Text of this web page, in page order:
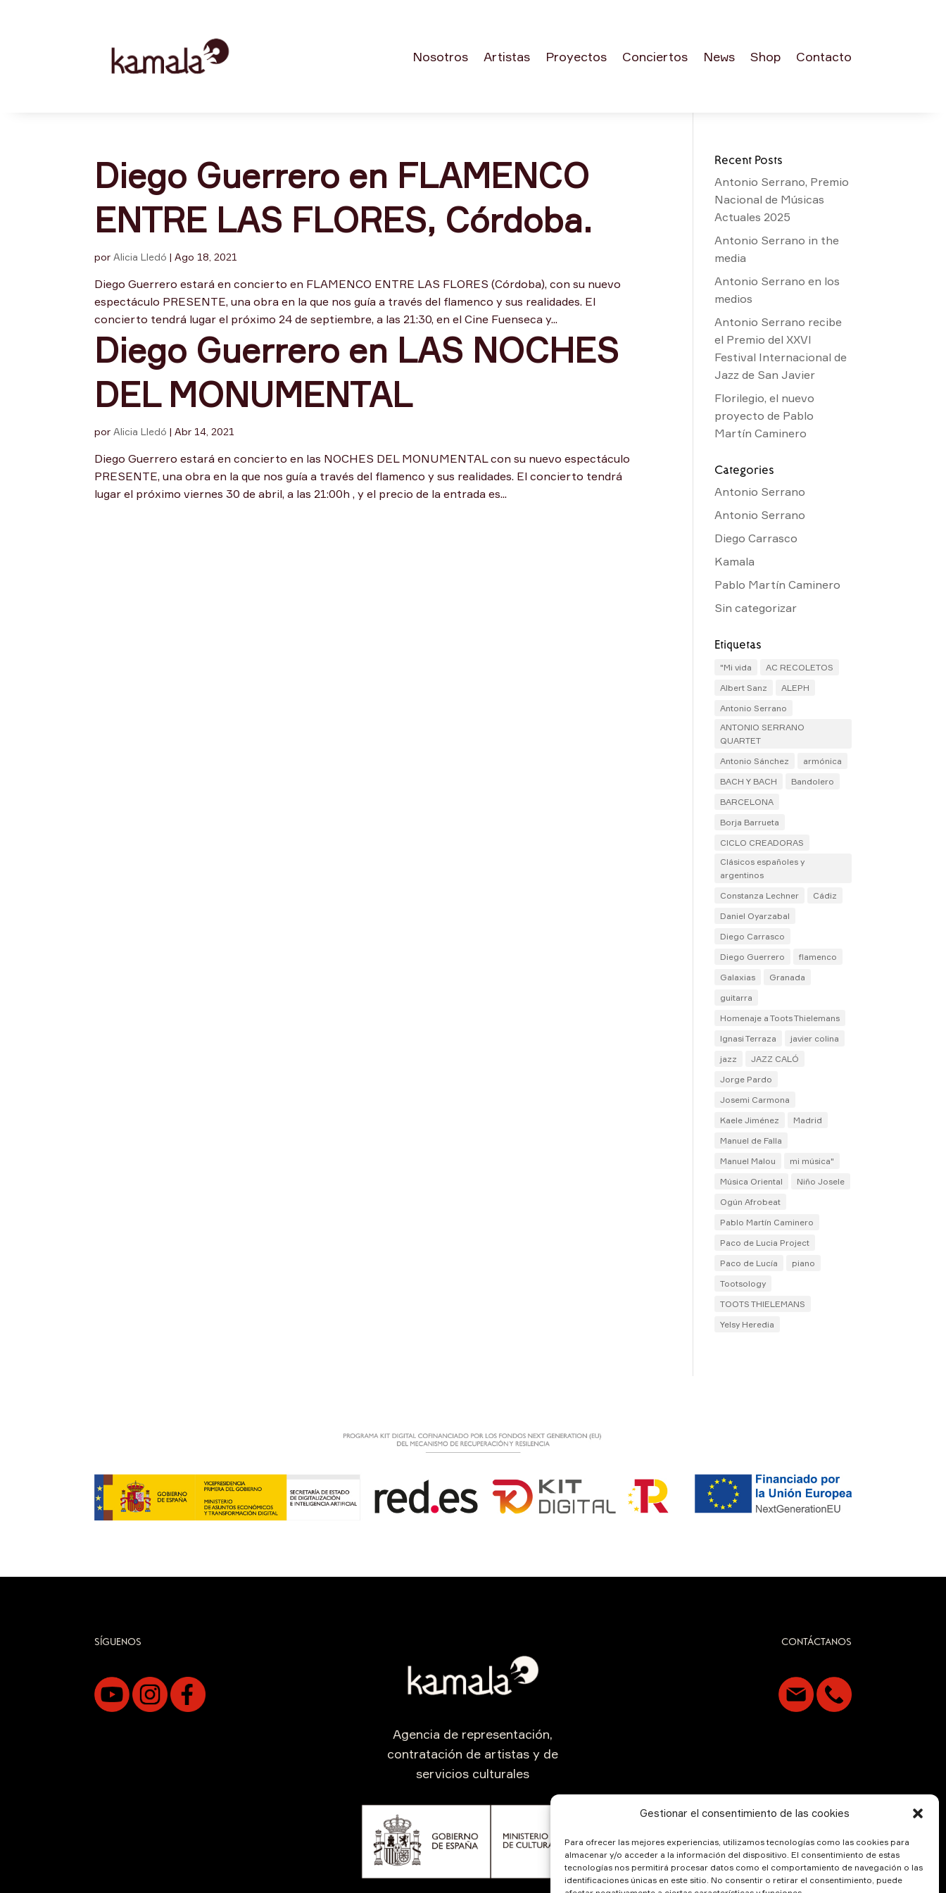
Gestionar el consentimiento de las cookies
Para ofrecer las mejores experiencias, utilizamos tecnologías como las cookies para
almacenar y/o acceder a la información del dispositivo. El consentimiento de estas
tecnologías nos permitirá procesar datos como el comportamiento de navegación o las
identificaciones únicas en este sitio. No consentir o retirar el consentimiento, puede
Nosotros Artistas Proyectos Conciertos News Shop Contacto
Diego Guerrero en FLAMENCO
ENTRE LAS FLORES, Córdoba.
porAlicia Lledó |Ago 18, 2021
Diego Guerrero estará en concierto en FLAMENCO ENTRE LAS FLORES (Córdoba), con su nuevo
espectáculo PRESENTE, una obra en la que nos guía a través del flamenco y sus realidades. El
concierto tendrá lugar el próximo 24 de septiembre, a las 21:30, en el Cine Fuenseca y...
Diego Guerrero en LAS NOCHES
DEL MONUMENTAL
porAlicia Lledó |Abr 14, 2021
Diego Guerrero estará en concierto en las NOCHES DEL MONUMENTAL con su nuevo espectáculo
PRESENTE, una obra en la que nos guía a través del flamenco y sus realidades. El concierto tendrá
lugar el próximo viernes 30 de abril, a las 21:00h , y el precio de la entrada es...
Recent Posts
Antonio Serrano, Premio
Nacional de Músicas
Actuales 2025
Antonio Serrano in the
media
Antonio Serrano en los
medios
Antonio Serrano recibe
el Premio del XXVI
Festival Internacional de
Jazz de San Javier
Florilegio, el nuevo
proyecto de Pablo
Martín Caminero
Categories
Antonio Serrano
Antonio Serrano
Diego Carrasco
Kamala
Pablo Martín Caminero
Sin categorizar
Etiquetas
"Mi vida
AC RECOLETOS
Albert Sanz
ALEPH
Antonio Serrano
ANTONIO SERRANO
QUARTET
Antonio Sánchez
armónica
BACH Y BACH
Bandolero
BARCELONA
Borja Barrueta
CICLO CREADORAS
Clásicos españoles y
argentinos
Constanza Lechner
Cádiz
Daniel Oyarzabal
Diego Carrasco
Diego Guerrero
flamenco
Galaxias
Granada
guitarra
Homenaje a Toots Thielemans
Ignasi Terraza
javier colina
jazz
JAZZ CALÓ
Jorge Pardo
Josemi Carmona
Kaele Jiménez
Madrid
Manuel de Falla
Manuel Malou
mi música"
Música Oriental
Niño Josele
Ogún Afrobeat
Pablo Martín Caminero
Paco de Lucia Project
Paco de Lucía
piano
Tootsology
TOOTS THIELEMANS
Yelsy Heredia
SÍGUENOS
Agencia de representación,
contratación de artistas y de
servicios culturales
CONTÁCTANOS